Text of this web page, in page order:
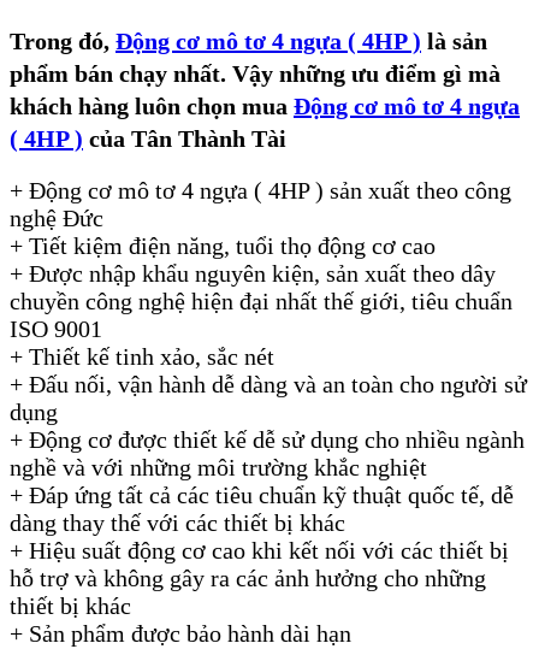
Trong đó, Động cơ mô tơ 4 ngựa ( 4HP ) là sản
phẩm bán chạy nhất. Vậy những ưu điểm gì mà
khách hàng luôn chọn mua Động cơ mô tơ 4 ngựa
( 4HP ) của Tân Thành Tài
+ Động cơ mô tơ 4 ngựa ( 4HP ) sản xuất theo công
nghệ Đức
+ Tiết kiệm điện năng, tuổi thọ động cơ cao
+ Được nhập khẩu nguyên kiện, sản xuất theo dây
chuyền công nghệ hiện đại nhất thế giới, tiêu chuẩn
ISO 9001
+ Thiết kế tinh xảo, sắc nét
+ Đấu nối, vận hành dễ dàng và an toàn cho người sử
dụng
+ Động cơ được thiết kế dễ sử dụng cho nhiều ngành
nghề và với những môi trường khắc nghiệt
+ Đáp ứng tất cả các tiêu chuẩn kỹ thuật quốc tế, dễ
dàng thay thế với các thiết bị khác
+ Hiệu suất động cơ cao khi kết nối với các thiết bị
hỗ trợ và không gây ra các ảnh hưởng cho những
thiết bị khác
+ Sản phẩm được bảo hành dài hạn